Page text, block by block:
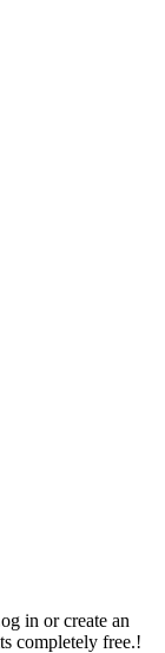
completely free.!